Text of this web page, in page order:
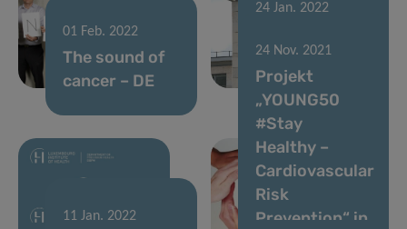
01 Feb. 2022
The sound of
cancer – DE
24 Jan. 2022
Indikator für
Krankheiten
11 Jan. 2022
24 Nov. 2021
Projekt
„YOUNG50
#Stay
Healthy –
Cardiovascular
Risk
Prevention“ in